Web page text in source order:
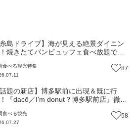
糸島ドライブ】海が見える絶景ダイニン
焼きたてパンビュッフェ食べ放題で大
Cafe』（福岡・糸島市）【まち歩
食べる観光特集
87
話題の新店】博多駅前に出現＆既に行
『dacō／I'm donut？博多駅前店』徹底
方＆イチオシメニューも紹介！（福岡
多区）【まち歩き】
食べる観光
58